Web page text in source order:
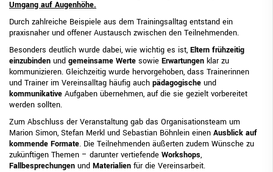
Umgang auf Augenhöhe.
Durch zahlreiche Beispiele aus dem Trainingsalltag entstand ein
praxisnaher und offener Austausch zwischen den Teilnehmenden.
Besonders deutlich wurde dabei, wie wichtig es ist, Eltern frühzeitig
einzubinden und gemeinsame Werte sowie Erwartungen klar zu
kommunizieren. Gleichzeitig wurde hervorgehoben, dass Trainerinnen
und Trainer im Vereinsalltag häufig auch pädagogische und
kommunikative Aufgaben übernehmen, auf die sie gezielt vorbereitet
werden sollten.
Zum Abschluss der Veranstaltung gab das Organisationsteam um
Marion Simon, Stefan Merkl und Sebastian Böhnlein einen Ausblick auf
kommende Formate. Die Teilnehmenden äußerten zudem Wünsche zu
zukünftigen Themen – darunter vertiefende Workshops,
Fallbesprechungen und Materialien für die Vereinsarbeit.